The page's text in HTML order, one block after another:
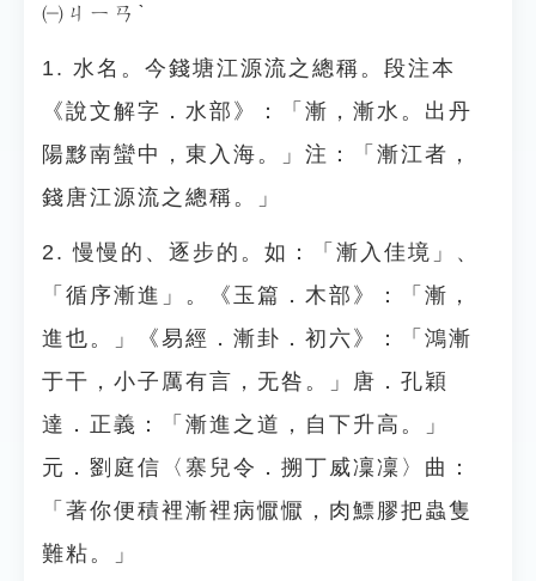
㈠ㄐㄧㄢˋ
1. 水名。今錢塘江源流之總稱。段注本
《說文解字．水部》：「漸，漸水。出丹
陽黟南蠻中，東入海。」注：「漸江者，
錢唐江源流之總稱。」
2. 慢慢的、逐步的。如：「漸入佳境」、
「循序漸進」。《玉篇．木部》：「漸，
進也。」《易經．漸卦．初六》：「鴻漸
于干，小子厲有言，无咎。」唐．孔穎
達．正義：「漸進之道，自下升高。」
元．劉庭信〈寨兒令．搠丁威凜凜〉曲：
「著你便積裡漸裡病懨懨，肉鰾膠把蟲隻
難粘。」